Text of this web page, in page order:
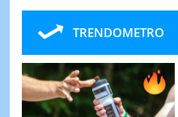
TRENDOMETRO